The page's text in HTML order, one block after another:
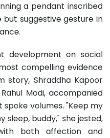
a pendant inscribed
suggestive gesture in
development on social
compelling evidence
story, Shraddha Kapoor
Modi, accompanied
volumes. "Keep my
sleep, buddy," she jested,
both affection and